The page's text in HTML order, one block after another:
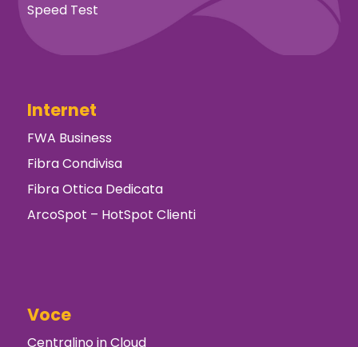
Speed Test
Internet
FWA Business
Fibra Condivisa
Fibra Ottica Dedicata
ArcoSpot – HotSpot Clienti
Voce
Centralino in Cloud